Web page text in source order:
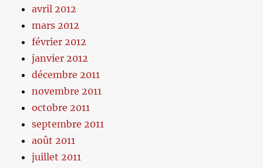
avril 2012
mars 2012
février 2012
janvier 2012
décembre 2011
novembre 2011
octobre 2011
septembre 2011
août 2011
juillet 2011